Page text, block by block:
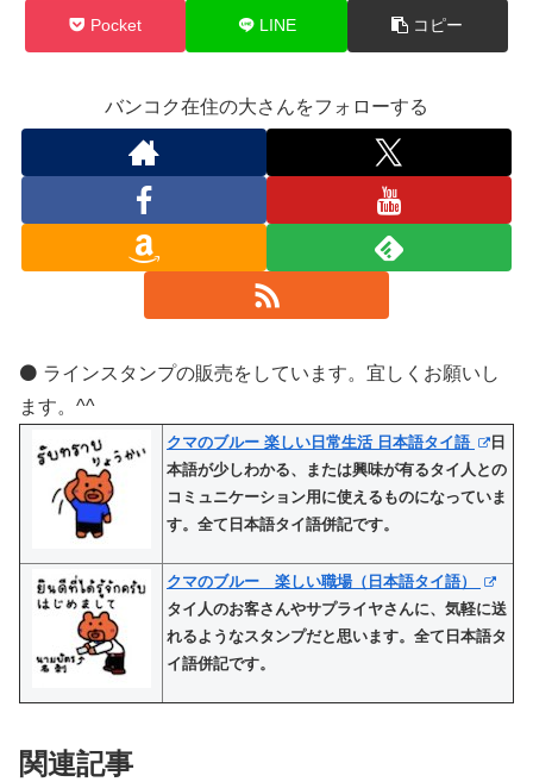
Pocket LINE コピー
バンコク在住の大さんをフォローする
⚫️ ラインスタンプの販売をしています。宜しくお願いし
ます。^^
クマのブルー 楽しい日常生活 日本語タイ語
日
本語が少しわかる、または興味が有るタイ人との
コミュニケーション用に使えるものになっていま
す。全て日本語タイ語併記です。
クマのブルー 楽しい職場（日本語タイ語）
タイ人のお客さんやサプライヤさんに、気軽に送
れるようなスタンプだと思います。全て日本語タ
イ語併記です。
関連記事